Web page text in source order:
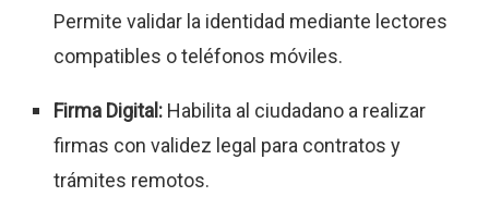
Permite validar la identidad mediante lectores
compatibles o teléfonos móviles.
Firma Digital: Habilita al ciudadano a realizar
firmas con validez legal para contratos y
trámites remotos.